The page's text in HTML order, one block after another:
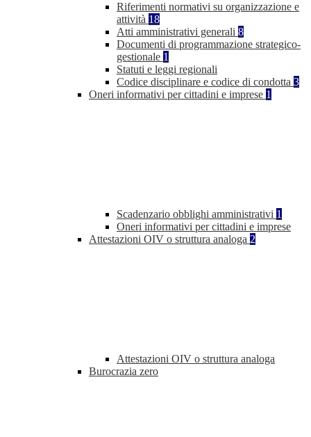
Riferimenti normativi su organizzazione e
attività 18
Atti amministrativi generali 8
Documenti di programmazione strategico-
gestionale 1
Statuti e leggi regionali
Codice disciplinare e codice di condotta 3
Oneri informativi per cittadini e imprese 1
Scadenzario obblighi amministrativi 1
Oneri informativi per cittadini e imprese
Attestazioni OIV o struttura analoga 2
Attestazioni OIV o struttura analoga
Burocrazia zero